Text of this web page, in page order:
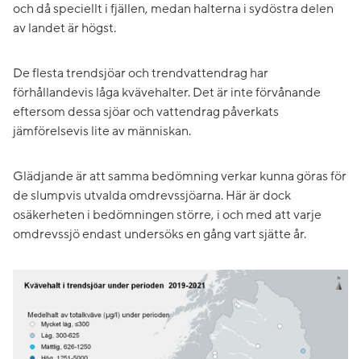
och då speciellt i fjällen, medan halterna i sydöstra delen
av landet är högst.
De flesta trendsjöar och trendvattendrag har
förhållandevis låga kvävehalter. Det är inte förvånande
eftersom dessa sjöar och vattendrag påverkats
jämförelsevis lite av människan.
Glädjande är att samma bedömning verkar kunna göras för
de slumpvis utvalda omdrevssjöarna. Här är dock
osäkerheten i bedömningen större, i och med att varje
omdrevssjö endast undersöks en gång vart sjätte år.